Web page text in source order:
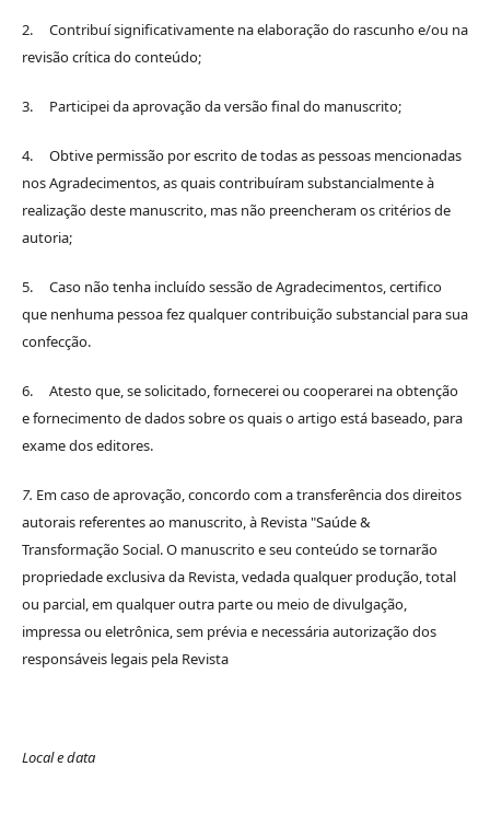
2. Contribuí significativamente na elaboração do rascunho e/ou na
revisão crítica do conteúdo;
3. Participei da aprovação da versão final do manuscrito;
4. Obtive permissão por escrito de todas as pessoas mencionadas
nos Agradecimentos, as quais contribuíram substancialmente à
realização deste manuscrito, mas não preencheram os critérios de
autoria;
5. Caso não tenha incluído sessão de Agradecimentos, certifico
que nenhuma pessoa fez qualquer contribuição substancial para sua
confecção.
6. Atesto que, se solicitado, fornecerei ou cooperarei na obtenção
e fornecimento de dados sobre os quais o artigo está baseado, para
exame dos editores.
7. Em caso de aprovação, concordo com a transferência dos direitos
autorais referentes ao manuscrito, à Revista "Saúde &
Transformação Social. O manuscrito e seu conteúdo se tornarão
propriedade exclusiva da Revista, vedada qualquer produção, total
ou parcial, em qualquer outra parte ou meio de divulgação,
impressa ou eletrônica, sem prévia e necessária autorização dos
responsáveis legais pela Revista
Local e data